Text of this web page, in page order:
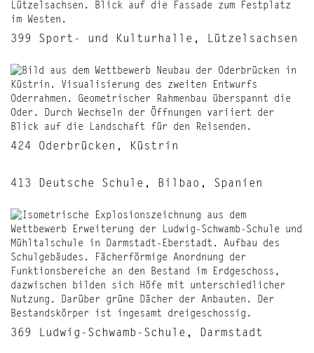
399 Sport- und Kulturhalle, Lützelsachsen
424 Oderbrücken, Küstrin
413 Deutsche Schule, Bilbao, Spanien
369 Ludwig-Schwamb-Schule, Darmstadt